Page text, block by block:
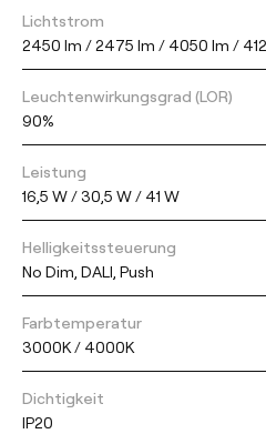
Lichtstrom
2450 lm / 2475 lm / 4050 lm /
Leuchtenwirkungsgrad (LOR)
90%
Leistung
16,5 W / 30,5 W / 41 W
Helligkeitssteuerung
No Dim, DALI, Push
Farbtemperatur
3000K / 4000K
Dichtigkeit
IP20